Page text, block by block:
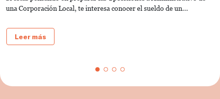
una Corporación Local, te interesa conocer el sueldo de un...
Leer más